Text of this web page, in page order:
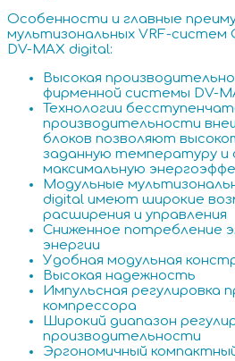
Особенности и главные
мультизональных VRF-систем
DV-MAX digital:
Высокая
фирменной системы DV-
Технологии
производительности
блоков позволяют
заданную температуру и
максимальную
Модульные
digital имеют широкие
расширения и управления
Сниженное потребление
энергии
Удобная модульная
Высокая надежность
Импульсная регулировка
компрессора
Широкий диапазон
производительности
Эргономичный